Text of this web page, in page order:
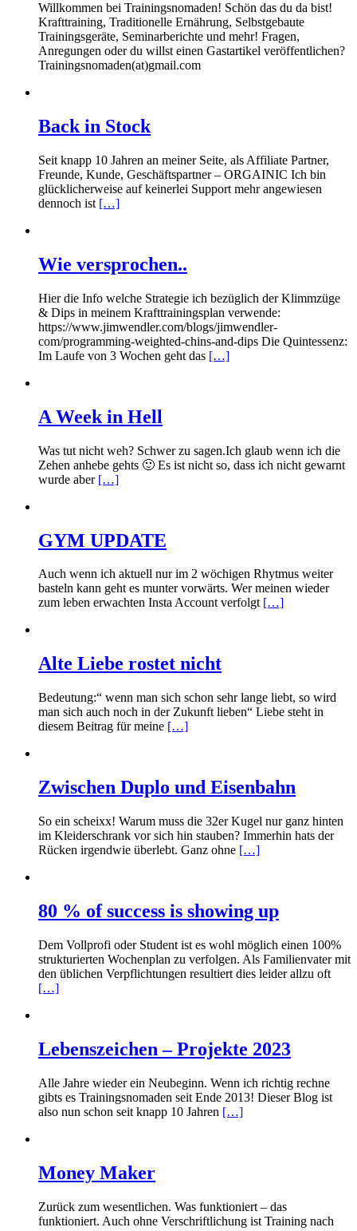
Willkommen bei Trainingsnomaden! Schön das du da bist!
Krafttraining, Traditionelle Ernährung, Selbstgebaute
Trainingsgeräte, Seminarberichte und mehr! Fragen,
Anregungen oder du willst einen Gastartikel veröffentlichen?
Trainingsnomaden(at)gmail.com
Back in Stock
Seit knapp 10 Jahren an meiner Seite, als Affiliate Partner,
Freunde, Kunde, Geschäftspartner – ORGAINIC Ich bin
glücklicherweise auf keinerlei Support mehr angewiesen
dennoch ist […]
Wie versprochen..
Hier die Info welche Strategie ich bezüglich der Klimmzüge
& Dips in meinem Krafttrainingsplan verwende:
https://www.jimwendler.com/blogs/jimwendler-
com/programming-weighted-chins-and-dips Die Quintessenz:
Im Laufe von 3 Wochen geht das […]
A Week in Hell
Was tut nicht weh? Schwer zu sagen.Ich glaub wenn ich die
Zehen anhebe gehts 🙂 Es ist nicht so, dass ich nicht gewarnt
wurde aber […]
GYM UPDATE
Auch wenn ich aktuell nur im 2 wöchigen Rhytmus weiter
basteln kann geht es munter vorwärts. Wer meinen wieder
zum leben erwachten Insta Account verfolgt […]
Alte Liebe rostet nicht
Bedeutung:“ wenn man sich schon sehr lange liebt, so wird
man sich auch noch in der Zukunft lieben“ Liebe steht in
diesem Beitrag für meine […]
Zwischen Duplo und Eisenbahn
So ein scheixx! Warum muss die 32er Kugel nur ganz hinten
im Kleiderschrank vor sich hin stauben? Immerhin hats der
Rücken irgendwie überlebt. Ganz ohne […]
80 % of success is showing up
Dem Vollprofi oder Student ist es wohl möglich einen 100%
strukturierten Wochenplan zu verfolgen. Als Familienvater mit
den üblichen Verpflichtungen resultiert dies leider allzu oft
[…]
Lebenszeichen – Projekte 2023
Alle Jahre wieder ein Neubeginn. Wenn ich richtig rechne
gibts es Trainingsnomaden seit Ende 2013! Dieser Blog ist
also nun schon seit knapp 10 Jahren […]
Money Maker
Zurück zum wesentlichen. Was funktioniert – das
funktioniert. Auch ohne Verschriftlichung ist Training nach